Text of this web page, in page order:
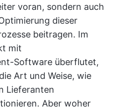
voran, sondern auch
dieser
beitragen. Im
mit
Software überflutet,
Art und Weise, wie
Lieferanten
Aber woher